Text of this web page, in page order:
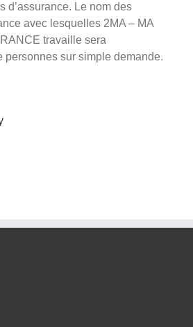
d’assurance. Le nom des
avec lesquelles 2MA – MA
travaille sera
personnes sur simple demande.